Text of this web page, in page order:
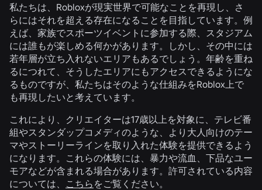
私たちは、Robloxが現実世界で可能なことを再現し、さ
らにはそれを超える存在になることを目指しています。例
えば、家族でスポーツイベントに参加する際、スタジアム
には誰もが楽しめる何かがあります。しかし、その中には
若年層が立ち入れないエリアもあるでしょう。年齢を重ね
るにつれて、そうしたエリアにもアクセスできるようにな
るものですが、私たちはそのような仕組みをRoblox上で
も再現したいと考えています。
これにより、クリエイターは17歳以上を対象に、テレビ番
組やスタンダップコメディのような、より大人向けのテー
マやストーリーラインを取り入れた体験を提供できるよう
になります。これらの体験には、暴力や流血、下品なユー
モアなどが含まれる場合があります。許可されている内容
については、 こちら をご覧ください。